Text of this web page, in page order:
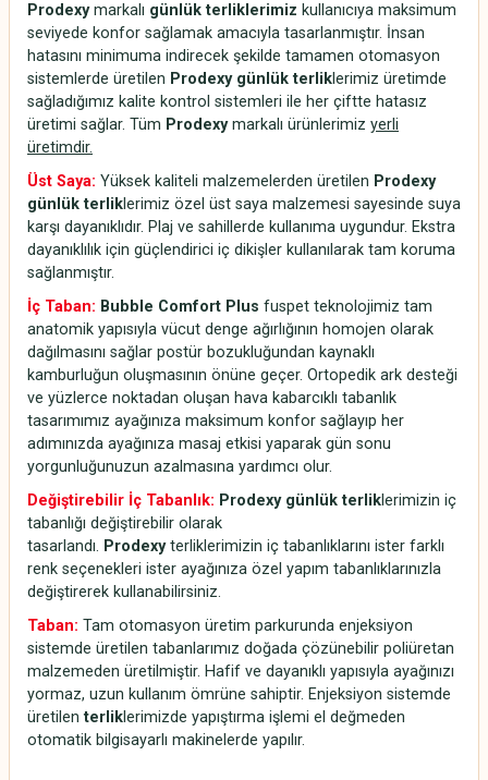
Prodexymarkalı günlük terliklerimiz kullanıcıya maksimum
seviyede konfor sağlamak amacıyla tasarlanmıştır. İnsan
hatasını minimuma indirecek şekilde tamamen otomasyon
sistemlerde üretilen Prodexy günlük terliklerimiz üretimde
sağladığımız kalite kontrol sistemleri ile her çiftte hatasız
üretimi sağlar. Tüm Prodexymarkalı ürünlerimiz yerli
üretimdir.
Üst Saya: Yüksek kaliteli malzemelerden üretilen Prodexy
günlük terliklerimiz özel üst saya malzemesi sayesinde suya
karşı dayanıklıdır. Plaj ve sahillerde kullanıma uygundur. Ekstra
dayanıklılık için güçlendirici iç dikişler kullanılarak tam koruma
sağlanmıştır.
İç Taban: Bubble Comfort Plus fuspet teknolojimiz tam
anatomik yapısıyla vücut denge ağırlığının homojen olarak
dağılmasını sağlar postür bozukluğundan kaynaklı
kamburluğun oluşmasının önüne geçer. Ortopedik ark desteği
ve yüzlerce noktadan oluşan hava kabarcıklı tabanlık
tasarımımız ayağınıza maksimum konfor sağlayıp her
adımınızda ayağınıza masaj etkisi yaparak gün sonu
yorgunluğunuzun azalmasına yardımcı olur.
Değiştirebilir İç Tabanlık: Prodexy günlük terliklerimizin iç
tabanlığı değiştirebilir olarak
tasarlandı. Prodexyterliklerimizin iç tabanlıklarını ister farklı
renk seçenekleri ister ayağınıza özel yapım tabanlıklarınızla
değiştirerek kullanabilirsiniz.
Taban: Tam otomasyon üretim parkurunda enjeksiyon
sistemde üretilen tabanlarımız doğada çözünebilir poliüretan
malzemeden üretilmiştir. Hafif ve dayanıklı yapısıyla ayağınızı
yormaz, uzun kullanım ömrüne sahiptir. Enjeksiyon sistemde
üretilenterliklerimizde yapıştırma işlemi el değmeden
otomatik bilgisayarlı makinelerde yapılır.